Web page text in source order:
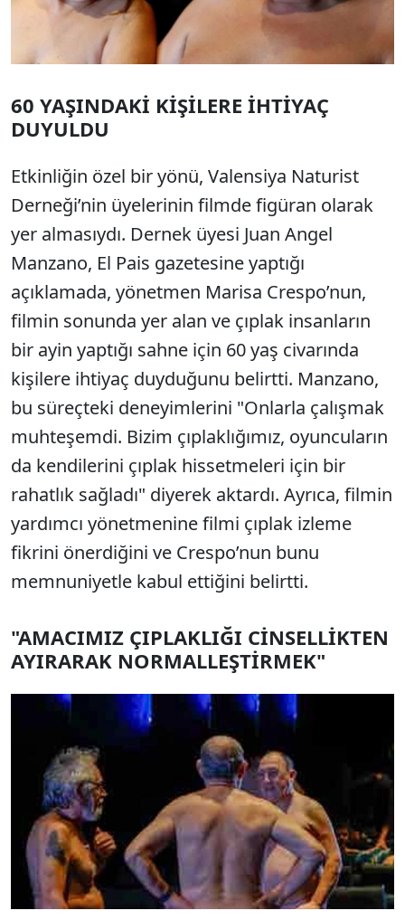
60 YAŞINDAKİ KİŞİLERE İHTİYAÇ
DUYULDU
Etkinliğin özel bir yönü, Valensiya Naturist
Derneği’nin üyelerinin filmde figüran olarak
yer almasıydı. Dernek üyesi Juan Angel
Manzano, El Pais gazetesine yaptığı
açıklamada, yönetmen Marisa Crespo’nun,
filmin sonunda yer alan ve çıplak insanların
bir ayin yaptığı sahne için 60 yaş civarında
kişilere ihtiyaç duyduğunu belirtti. Manzano,
bu süreçteki deneyimlerini "Onlarla çalışmak
muhteşemdi. Bizim çıplaklığımız, oyuncuların
da kendilerini çıplak hissetmeleri için bir
rahatlık sağladı" diyerek aktardı. Ayrıca, filmin
yardımcı yönetmenine filmi çıplak izleme
fikrini önerdiğini ve Crespo’nun bunu
memnuniyetle kabul ettiğini belirtti.
"AMACIMIZ ÇIPLAKLIĞI CİNSELLİKTEN
AYIRARAK NORMALLEŞTİRMEK"